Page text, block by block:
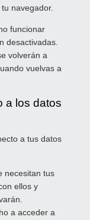
navegador.
funcionar
desactivadas.
volverán a
vuelvas a
a los datos
a tus datos
necesitan tus
ellos y
a acceder a